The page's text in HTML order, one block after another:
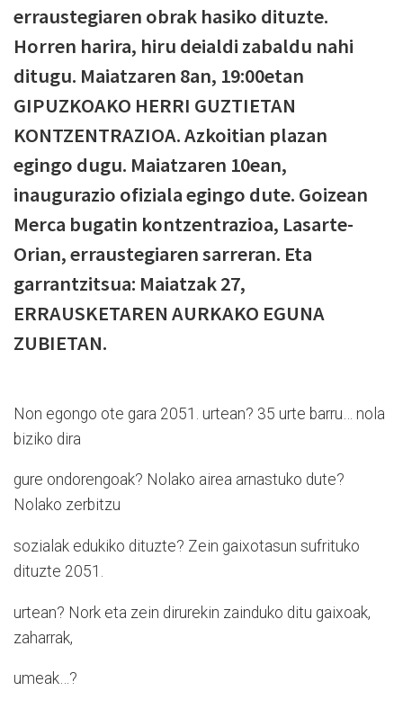
erraustegiaren obrak hasiko dituzte.
Horren harira, hiru deialdi zabaldu nahi
ditugu. Maiatzaren 8an, 19:00etan
GIPUZKOAKO HERRI GUZTIETAN
KONTZENTRAZIOA. Azkoitian plazan
egingo dugu. Maiatzaren 10ean,
inaugurazio ofiziala egingo dute. Goizean
Merca bugatin kontzentrazioa, Lasarte-
Orian, erraustegiaren sarreran. Eta
garrantzitsua: Maiatzak 27,
ERRAUSKETAREN AURKAKO EGUNA
ZUBIETAN.
Non egongo ote gara 2051. urtean? 35 urte barru… nola
biziko dira
gure ondorengoak? Nolako airea arnastuko dute?
Nolako zerbitzu
sozialak edukiko dituzte? Zein gaixotasun sufrituko
dituzte 2051.
urtean? Nork eta zein dirurekin zainduko ditu gaixoak,
zaharrak,
umeak…?